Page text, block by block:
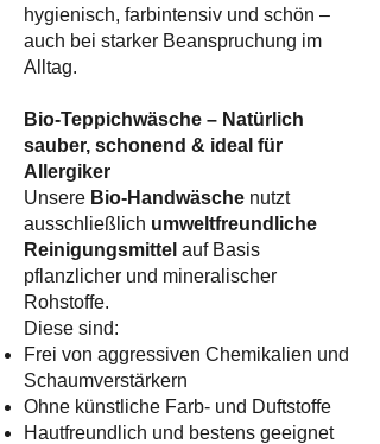
hygienisch, farbintensiv und schön –
auch bei starker Beanspruchung im
Alltag.
Bio-Teppichwäsche – Natürlich
sauber, schonend & ideal für
Allergiker
Unsere Bio-Handwäsche nutzt
ausschließlich umweltfreundliche
Reinigungsmittel auf Basis
pflanzlicher und mineralischer
Rohstoffe.
Diese sind:
Frei von aggressiven Chemikalien und
Schaumverstärkern
Ohne künstliche Farb- und Duftstoffe
Hautfreundlich und bestens geeignet